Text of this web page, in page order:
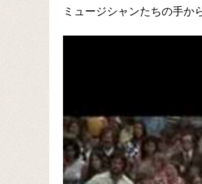
ミュージシャンたちの手か